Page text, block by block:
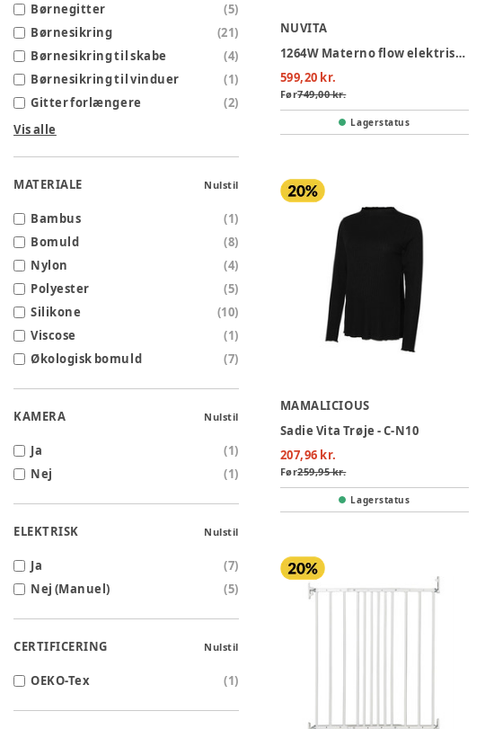
Børnegitter
(5)
Børnesikring
(21)
Børnesikring til skabe
(4)
Børnesikring til vinduer
(1)
Gitter forlængere
(2)
Vis alle
MATERIALE Nulstil
Bambus (1)
Bomuld
(8)
Nylon
(4)
Polyester
(5)
Silikone
(10)
Viscose
(1)
Økologisk bomuld
(7)
KAMERA Nulstil
Ja (1)
Nej
(1)
ELEKTRISK Nulstil
Ja (7)
Nej (Manuel)
(5)
CERTIFICERING Nulstil
OEKO-Tex (1)
NUVITA
1264W Materno flow elektrisk brystpumpe
599,20 kr.
Før749,00 kr.
Lagerstatus
MAMALICIOUS
Sadie Vita Trøje - C-N10
207,96 kr.
Før259,95 kr.
Lagerstatus